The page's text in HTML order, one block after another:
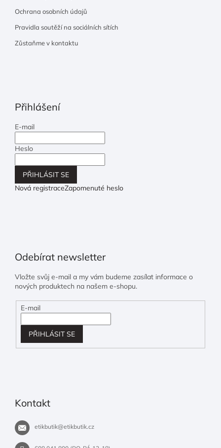
Ochrana osobních údajů
Pravidla soutěží na sociálních sítích
Zůstaňme v kontaktu
Přihlášení
E-mail
Heslo
PŘIHLÁSIT SE
Nová registraceZapomenuté heslo
Odebírat newsletter
Vložte svůj e-mail a my vám budeme zasílat informace o
nových produktech na našem e-shopu.
E-mail
PŘIHLÁSIT SE
Kontakt
etikbutik@etikbutik.cz